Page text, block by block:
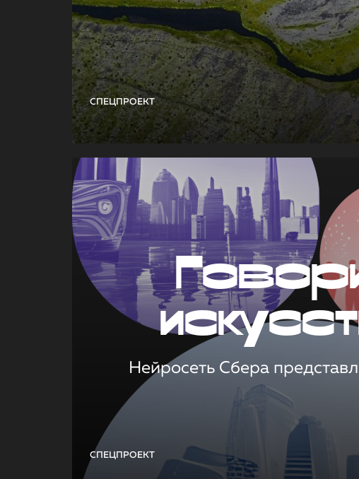
СПЕЦПРОЕКТ
СПЕЦПРОЕКТ
Нейросеть Сбера